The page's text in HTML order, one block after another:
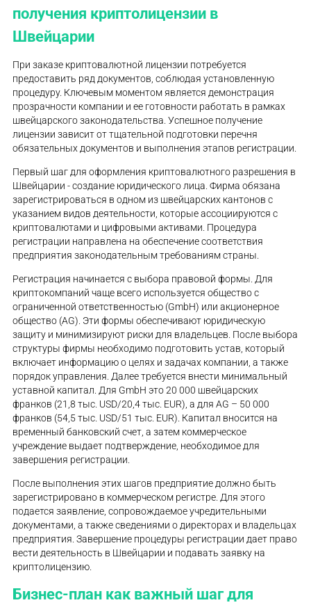
получения криптолицензии в
Швейцарии
При заказе криптовалютной лицензии потребуется
предоставить ряд документов, соблюдая установленную
процедуру. Ключевым моментом является демонстрация
прозрачности компании и ее готовности работать в рамках
швейцарского законодательства. Успешное получение
лицензии зависит от тщательной подготовки перечня
обязательных документов и выполнения этапов регистрации.
Первый шаг для оформления криптовалютного разрешения в
Швейцарии - создание юридического лица. Фирма обязана
зарегистрироваться в одном из швейцарских кантонов с
указанием видов деятельности, которые ассоциируются с
криптовалютами и цифровыми активами. Процедура
регистрации направлена на обеспечение соответствия
предприятия законодательным требованиям страны.
Регистрация начинается с выбора правовой формы. Для
криптокомпаний чаще всего используется общество с
ограниченной ответственностью (GmbH) или акционерное
общество (AG). Эти формы обеспечивают юридическую
защиту и минимизируют риски для владельцев. После выбора
структуры фирмы необходимо подготовить устав, который
включает информацию о целях и задачах компании, а также
порядок управления. Далее требуется внести минимальный
уставной капитал. Для GmbH это 20 000 швейцарских
франков (21,8 тыс. USD/20,4 тыс. EUR), а для AG – 50 000
франков (54,5 тыс. USD/51 тыс. EUR). Капитал вносится на
временный банковский счет, а затем коммерческое
учреждение выдает подтверждение, необходимое для
завершения регистрации.
После выполнения этих шагов предприятие должно быть
зарегистрировано в коммерческом регистре. Для этого
подается заявление, сопровождаемое учредительными
документами, а также сведениями о директорах и владельцах
предприятия. Завершение процедуры регистрации дает право
вести деятельность в Швейцарии и подавать заявку на
криптолицензию.
Бизнес-план как важный шаг для